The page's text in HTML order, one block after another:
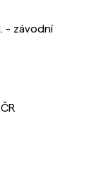
- závodní